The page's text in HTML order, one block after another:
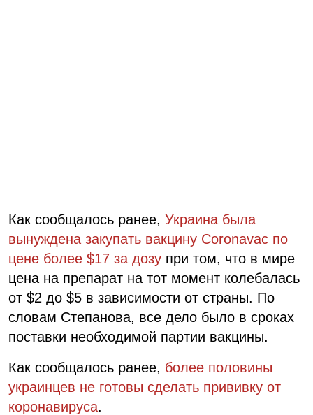
Как сообщалось ранее, Украина была
вынуждена закупать вакцину Coronavac по
цене более $17 за дозу при том, что в мире
цена на препарат на тот момент колебалась
от $2 до $5 в зависимости от страны. По
словам Степанова, все дело было в сроках
поставки необходимой партии вакцины.
Как сообщалось ранее, более половины
украинцев не готовы сделать прививку от
коронавируса.